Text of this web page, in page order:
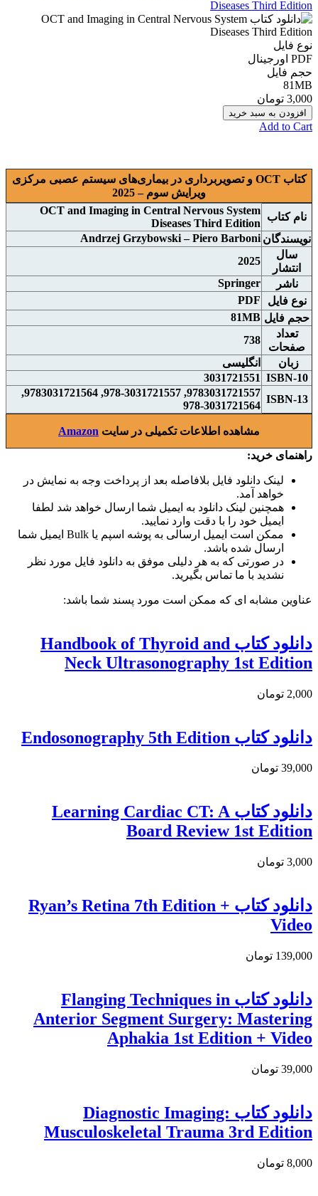
نوع فایل
PDF اورجينال
حجم فایل
81MB
3,000 تومان
افزودن به سبد خرید
Add to Cart
کتاب OCT و تصویربرداری در بیماری‌های سیستم عصبی مرکزی
ويرايش سوم – 2025
نام کتاب
OCT and Imaging in Central Nervous System
Diseases Third Edition
نويسندگان Andrzej Grzybowski – Piero Barboni
سال
انتشار
2025
ناشر
Springer
نوع فايل
PDF
حجم فايل 81MB
تعداد
صفحات
738
زبان
انگلیسی
ISBN-10
3031721551
ISBN-13
9783031721557, 978-3031721557, 9783031721564,
978-3031721564
مشاهده اطلاعات تکمیلی در سایت Amazon
راهنمای خرید:
لینک دانلود فایل بلافاصله بعد از پرداخت وجه به نمایش در
خواهد آمد.
همچنین لینک دانلود به ایمیل شما ارسال خواهد شد لطفا
ایمیل خود را با دقت وارد نمایید.
ممکن است ایمیل ارسالی به پوشه اسپم یا Bulk ایمیل شما
ارسال شده باشد.
در صورتی که به هر دلیلی موفق به دانلود فایل مورد نظر
نشدید با ما تماس بگیرید.
عناوین مشابه ای که ممکن است مورد پسند شما باشد:
دانلود کتاب Handbook of Thyroid and
Neck Ultrasonography 1st Edition
2,000 تومان
دانلود كتاب Endosonography 5th Edition
39,000 تومان
دانلود کتاب Learning Cardiac CT: A
Board Review 1st Edition
3,000 تومان
دانلود كتاب Ryan’s Retina 7th Edition +
Video
139,000 تومان
دانلود کتاب Flanging Techniques in
Anterior Segment Surgery: Mastering
Aphakia 1st Edition + Video
39,000 تومان
دانلود كتاب Diagnostic Imaging:
Musculoskeletal Trauma 3rd Edition
8,000 تومان